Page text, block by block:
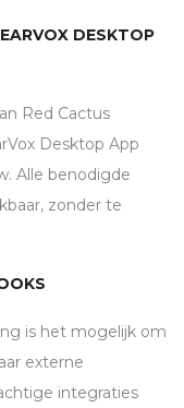
DESKTOP
Red Cactus
Desktop App
Alle benodigde
zonder te
is het mogelijk om
externe
integraties